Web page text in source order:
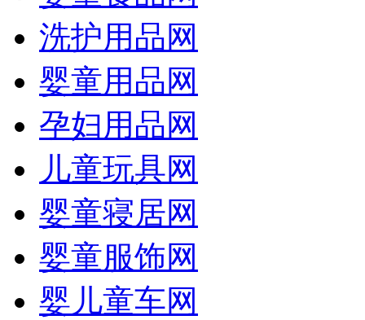
洗护用品网
婴童用品网
孕妇用品网
儿童玩具网
婴童寝居网
婴童服饰网
婴儿童车网